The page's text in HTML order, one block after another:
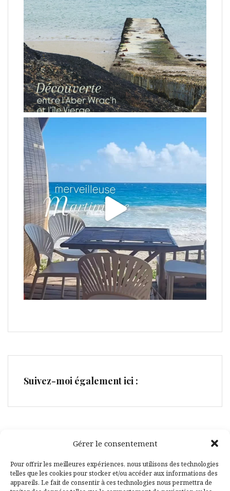
Gérer le consentement
Pour offrir les meilleures expériences, nous utilisons des technologies
telles que les cookies pour stocker et/ou accéder aux informations des
appareils. Le fait de consentir à ces technologies nous permettra de
Suivez-moi également ici :
Facebook
Pinterest